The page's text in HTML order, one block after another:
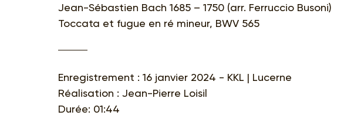
Jean-Sébastien Bach 1685 – 1750 (arr. Ferruccio Busoni)
Toccata et fugue en ré mineur, BWV 565
Enregistrement : 16 janvier 2024 - KKL | Lucerne
Réalisation : Jean-Pierre Loisil
Durée: 01:44